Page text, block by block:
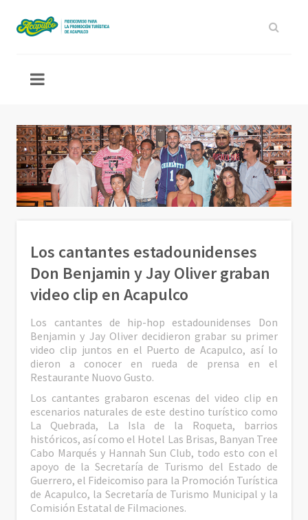
Los cantantes estadounidenses
Don Benjamin y Jay Oliver graban
video clip en Acapulco
Los cantantes de hip-hop estadounidenses Don
Benjamin y Jay Oliver decidieron grabar su primer
video clip juntos en el Puerto de Acapulco, así lo
dieron a conocer en rueda de prensa en el
Restaurante Nuovo Gusto.
Los cantantes grabaron escenas del video clip en
escenarios naturales de este destino turístico como
La Quebrada, La Isla de la Roqueta, barrios
históricos, así como el Hotel Las Brisas, Banyan Tree
Cabo Marqués y Hannah Sun Club, todo esto con el
apoyo de la Secretaría de Turismo del Estado de
Guerrero, el Fideicomiso para la Promoción Turística
de Acapulco, la Secretaría de Turismo Municipal y la
Comisión Estatal de Filmaciones.